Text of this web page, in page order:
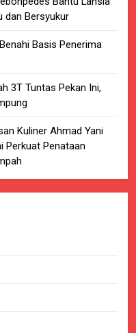
dan Bersyukur
Basis Penerima
3T Tuntas Pekan Ini,
Kuliner Ahmad Yani
Perkuat Penataan